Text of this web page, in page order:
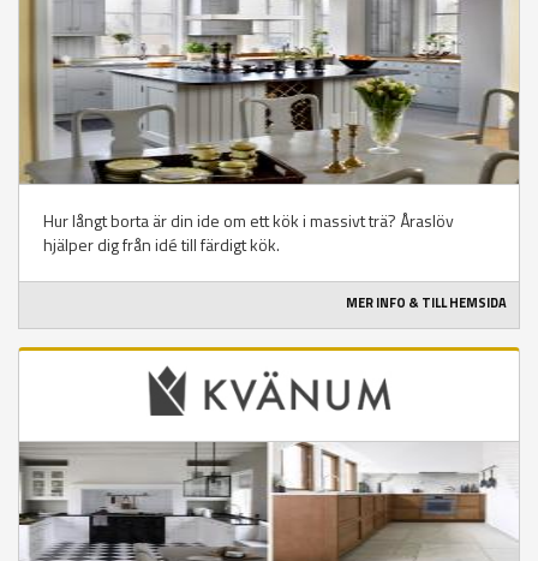
Hur långt borta är din ide om ett kök i massivt trä? Åraslöv
hjälper dig från idé till färdigt kök.
MER INFO & TILL HEMSIDA